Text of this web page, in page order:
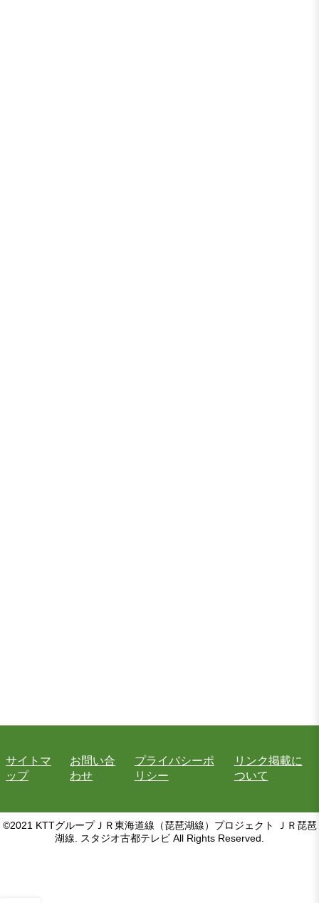
サイトマ
ップ
お問い合
わせ
プライバシーポ
リシー
リンク掲載に
ついて
©2021 KTTグループＪＲ東海道線（琵琶湖線）プロジェクト ＪＲ琵琶
湖線. スタジオ古都テレビ All Rights Reserved.